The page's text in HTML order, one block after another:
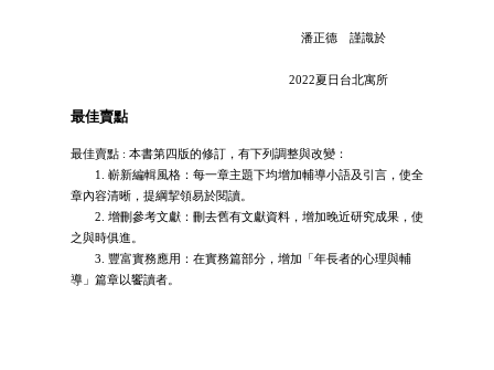
潘正德 謹識於
2022夏日台北寓所
最佳賣點
最佳賣點 : 本書第四版的修訂，有下列調整與改變：
1. 嶄新編輯風格：每一章主題下均增加輔導小語及引言，使全
章內容清晰，提綱挈領易於閱讀。
2. 增刪參考文獻：刪去舊有文獻資料，增加晚近研究成果，使
之與時俱進。
3. 豐富實務應用：在實務篇部分，增加「年長者的心理與輔
導」篇章以饗讀者。